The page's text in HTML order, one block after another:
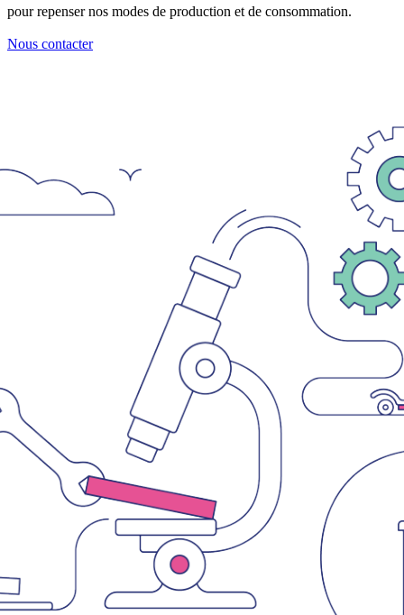
pour repenser nos modes de production et de consommation.
Nous contacter